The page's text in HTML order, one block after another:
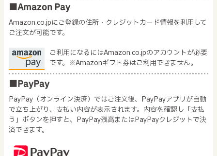
■Amazon Pay
Amazon.co.jpにご登録の住所・クレジットカード情報を利用して
ご注文が可能です。
ご利用になるにはAmazon.co.jpのアカウントが必要
です。※Amazonギフト券はご利用できません。
■PayPay
PayPay（オンライン決済）ではご注文後、PayPayアプリが自動
で立ち上がり、支払い内容が表示されます。内容を確認し「支払
う」ボタンを押すと、PayPay残高またはPayPayクレジットで決
済できます。